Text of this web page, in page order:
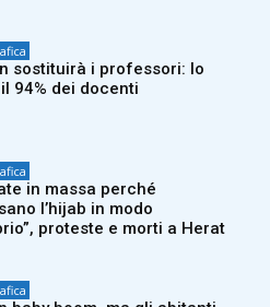
sostituirà i professori: lo
94% dei docenti
in massa perché
l’hijab in modo
proteste e morti a Herat